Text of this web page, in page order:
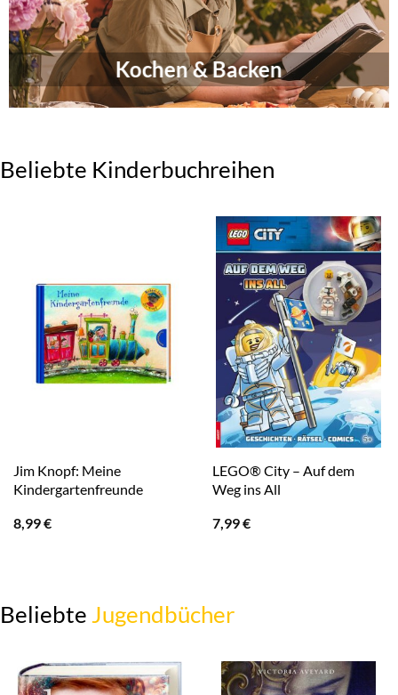
Kochen & Backen
Beliebte Kinderbuchreihen
Jim Knopf: Meine
Kindergartenfreunde
8,99€
LEGO® City – Auf dem
Weg ins All
7,99€
Beliebte Jugendbücher